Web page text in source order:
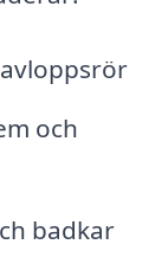
och
badkar